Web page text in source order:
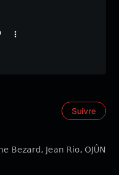
Suivre
Bezard, Jean Rio, OJÛN